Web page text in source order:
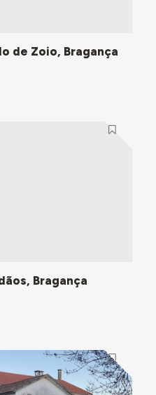
de Zoio, Bragança
Bragança